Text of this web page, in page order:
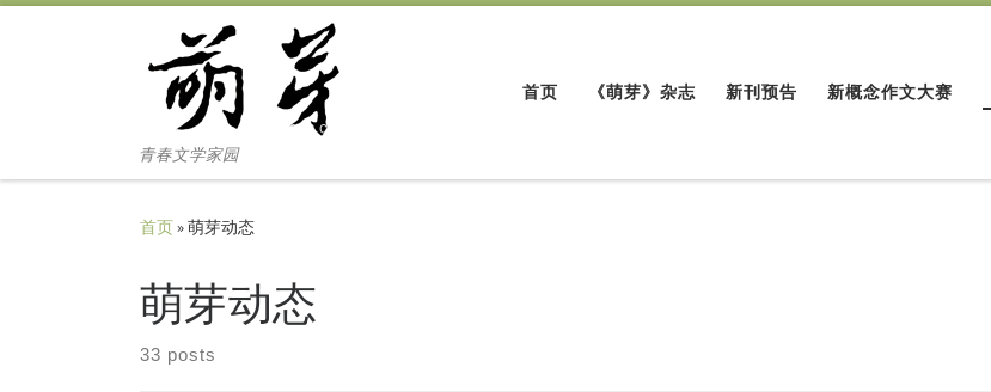
青春文学家园
首页 《萌芽》杂志 新刊预告 新概念作文大赛
首页»萌芽动态
萌芽动态
33 posts